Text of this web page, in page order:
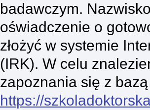
badawczym.
oświadczenie o
złożyć w systemie
(IRK). W celu
zapoznania się z
https://